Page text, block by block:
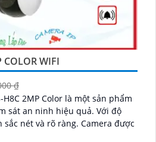
COLOR WIFI
₫
2MP Color là một sản phẩm
an ninh hiệu quả. Với độ
rõ ràng. Camera được